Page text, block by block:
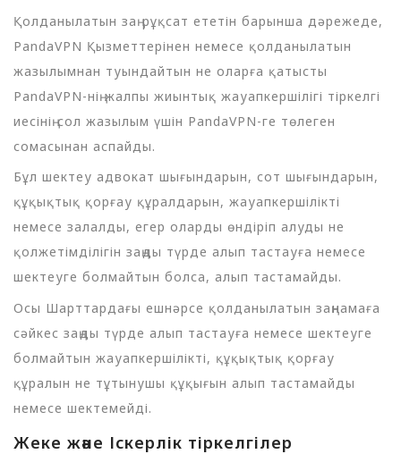
Қолданылатын заң рұқсат ететін барынша дәрежеде,
PandaVPN Қызметтерінен немесе қолданылатын
жазылымнан туындайтын не оларға қатысты
PandaVPN-нің жалпы жиынтық жауапкершілігі тіркелгі
иесінің сол жазылым үшін PandaVPN-ге төлеген
сомасынан аспайды.
Бұл шектеу адвокат шығындарын, сот шығындарын,
құқықтық қорғау құралдарын, жауапкершілікті
немесе залалды, егер оларды өндіріп алуды не
қолжетімділігін заңды түрде алып тастауға немесе
шектеуге болмайтын болса, алып тастамайды.
Осы Шарттардағы ешнәрсе қолданылатын заңнамаға
сәйкес заңды түрде алып тастауға немесе шектеуге
болмайтын жауапкершілікті, құқықтық қорғау
құралын не тұтынушы құқығын алып тастамайды
немесе шектемейді.
Жеке және Іскерлік тіркелгілер